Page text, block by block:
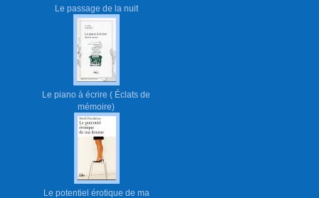
Le passage de la nuit
Le piano à écrire ( Éclats de
mémoire)
Le potentiel érotique de ma